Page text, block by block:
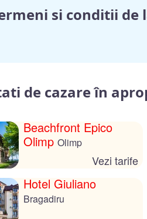
si conditii de
de cazare în
Beachfront Epico
Olimp Olimp
Vezi tarife
Hotel Giuliano
Bragadiru